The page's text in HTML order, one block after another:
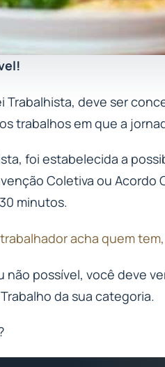
Trabalhista, deve ser
trabalhos em que a
foi estabelecida a
Coletiva ou Acordo
minutos.
acha quem
possível, você deve
da sua categoria.